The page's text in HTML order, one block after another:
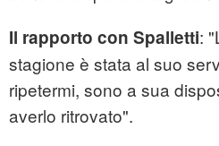
Il rapporto con Spalletti:
stagione è stata al suo
ripetermi, sono a sua
averlo ritrovato".